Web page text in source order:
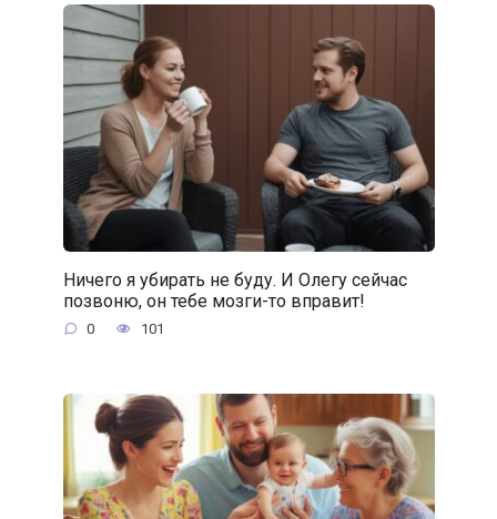
Ничего я убирать не буду. И Олегу сейчас
позвоню, он тебе мозги-то вправит!
0 101